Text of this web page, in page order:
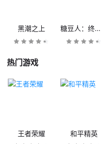
黑潮之上 糖豆人：终极淘汰赛
热门游戏
王者荣耀 和平精英